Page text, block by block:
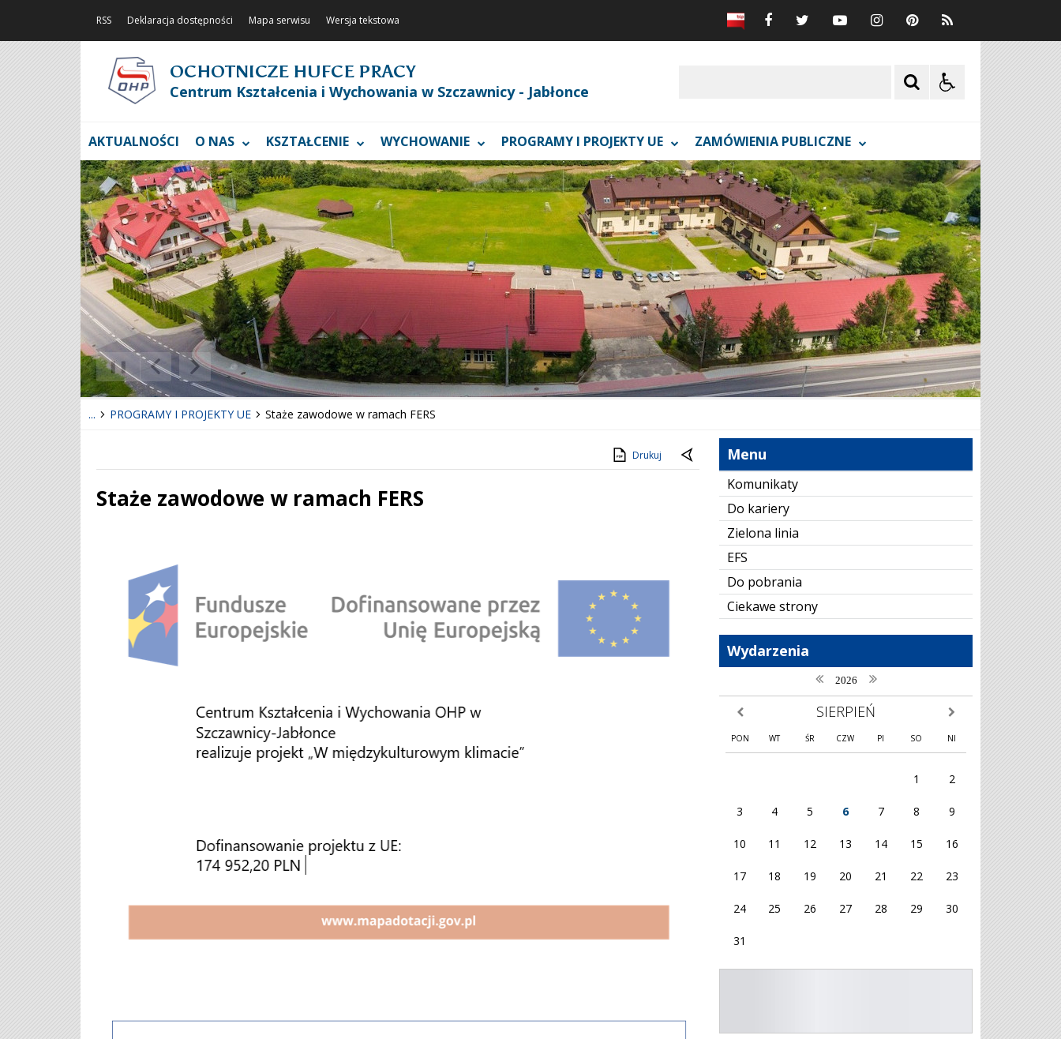
RSS Deklaracja dostępności Mapa serwisu Wersja tekstowa
OCHOTNICZE HUFCE PRACY
Centrum Kształcenia i Wychowania w Szczawnicy - Jabłonce
AKTUALNOŚCI O NAS KSZTAŁCENIE WYCHOWANIE PROGRAMY I PROJEKTY UE ZAMÓWIENIA PUBLICZNE
Poprzedni Element
Następny Element
❚❚
... PROGRAMY I PROJEKTY UE Staże zawodowe w ramach FERS
Menu
Komunikaty
Do kariery
Zielona linia
EFS
Do pobrania
Ciekawe strony
Wydarzenia
poprzedni rok
2026 następny rok
poprzedni miesiąc SIERPIEŃ następny miesiąc
PON WT ŚR CZW PI SO NI
1 2
3 4 5 6 7 8 9
10 11 12 13 14 15 16
17 18 19 20 21 22 23
24 25 26 27 28 29 30
31
Drukuj
Staże zawodowe w ramach FERS